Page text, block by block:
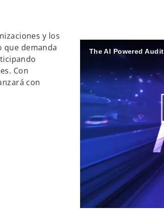
y los
que demanda
Con
con
The AI Powered Audit